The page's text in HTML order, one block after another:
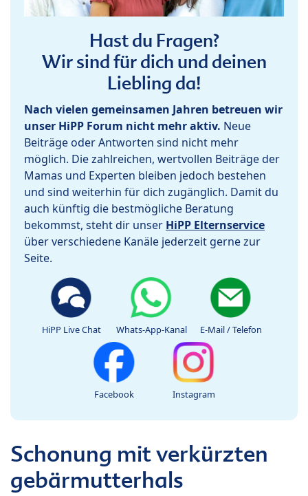
Hast du Fragen?
Wir sind für dich und deinen
Liebling da!
Nach vielen gemeinsamen Jahren betreuen wir
unser HiPP Forum nicht mehr aktiv. Neue
Beiträge oder Antworten sind nicht mehr
möglich. Die zahlreichen, wertvollen Beiträge der
Mamas und Experten bleiben jedoch bestehen
und sind weiterhin für dich zugänglich. Damit du
auch künftig die bestmögliche Beratung
bekommst, steht dir unser HiPP Elternservice
über verschiedene Kanäle jederzeit gerne zur
Seite.
HiPP Live Chat Whats-App-Kanal E-Mail / Telefon
Facebook Instagram
Schonung mit verkürzten
gebärmutterhals